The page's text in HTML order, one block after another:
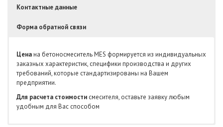
Контактные данные
Форма обратной связи
Ценана бетоносмеситель MES формируется из индивидуальных
заказных характеристик, специфики производства и других
требований, которые стандартизированы на Вашем
предприятии.
Для расчета стоимости смесителя, оставьте заявку любым
удобным для Вас способом